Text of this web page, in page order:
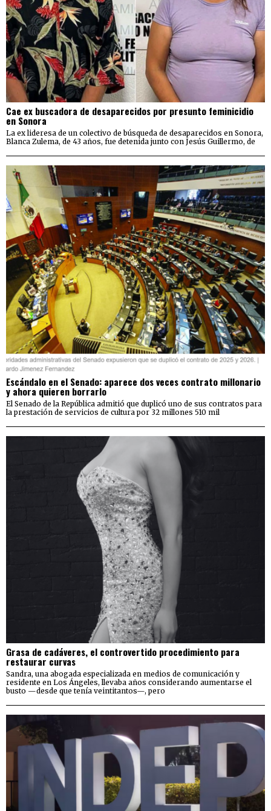
Cae ex buscadora de desaparecidos por presunto feminicidio
en Sonora
La ex lideresa de un colectivo de búsqueda de desaparecidos en Sonora,
Blanca Zulema, de 43 años, fue detenida junto con Jesús Guillermo, de
Escándalo en el Senado: aparece dos veces contrato millonario
y ahora quieren borrarlo
El Senado de la República admitió que duplicó uno de sus contratos para
la prestación de servicios de cultura por 32 millones 510 mil
Grasa de cadáveres, el controvertido procedimiento para
restaurar curvas
Sandra, una abogada especializada en medios de comunicación y
residente en Los Ángeles, llevaba años considerando aumentarse el
busto —desde que tenía veintitantos—, pero